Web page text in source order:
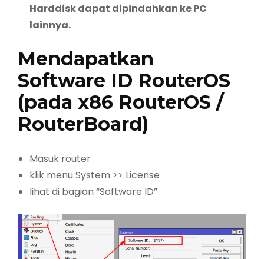
Harddisk dapat dipindahkan ke PC
lainnya.
Mendapatkan
Software ID RouterOS
(pada x86 RouterOS /
RouterBoard)
Masuk router
klik menu System >> License
lihat di bagian “Software ID”